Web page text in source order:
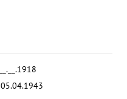
__.__.1918
05.04.1943